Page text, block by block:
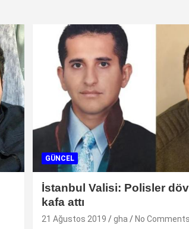
GÜNCEL
İstanbul Valisi: Polisler
kafa attı
21 Ağustos 2019 gha No Comments